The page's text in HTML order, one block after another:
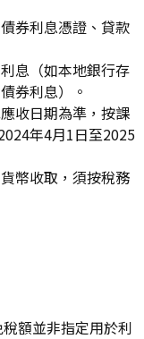
券利息憑證、貸款
息（如本地銀行存
券利息）。
收日期為準，按課
年4月1日至2025
幣收取，須按稅務
額並非指定用於利